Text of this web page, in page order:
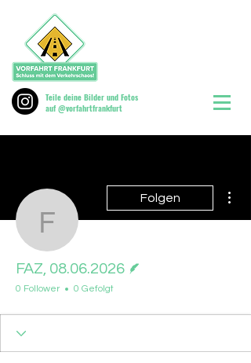
Teile deine Bilder und Fotos
auf @vorfahrtfrankfurt
FAZ, 08.06.2026
Folgen
FAZ, 08.06.2026
0 Follower 0 Gefolgt